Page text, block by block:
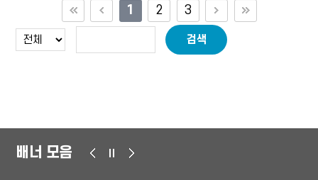
1 2 3
검색
배너 모음